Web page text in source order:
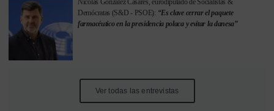
Nicolás González Casares, eurodiputado de Socialistas &
Demócratas (S&D - PSOE): “Es clave cerrar el paquete
farmacéutico en la presidencia polaca y evitar la danesa”
Ver todas las entrevistas